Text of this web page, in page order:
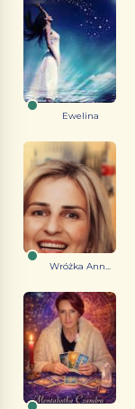
Ewelina
Wróżka Ann...